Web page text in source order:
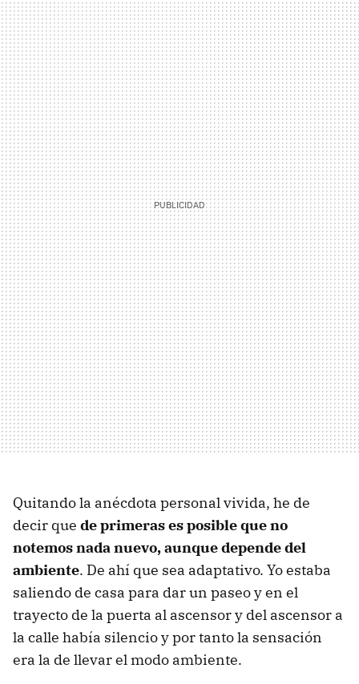
Quitando la anécdota personal vivida, he de
decir que de primeras es posible que no
notemos nada nuevo, aunque depende del
ambiente. De ahí que sea adaptativo. Yo estaba
saliendo de casa para dar un paseo y en el
trayecto de la puerta al ascensor y del ascensor a
la calle había silencio y por tanto la sensación
era la de llevar el modo ambiente.